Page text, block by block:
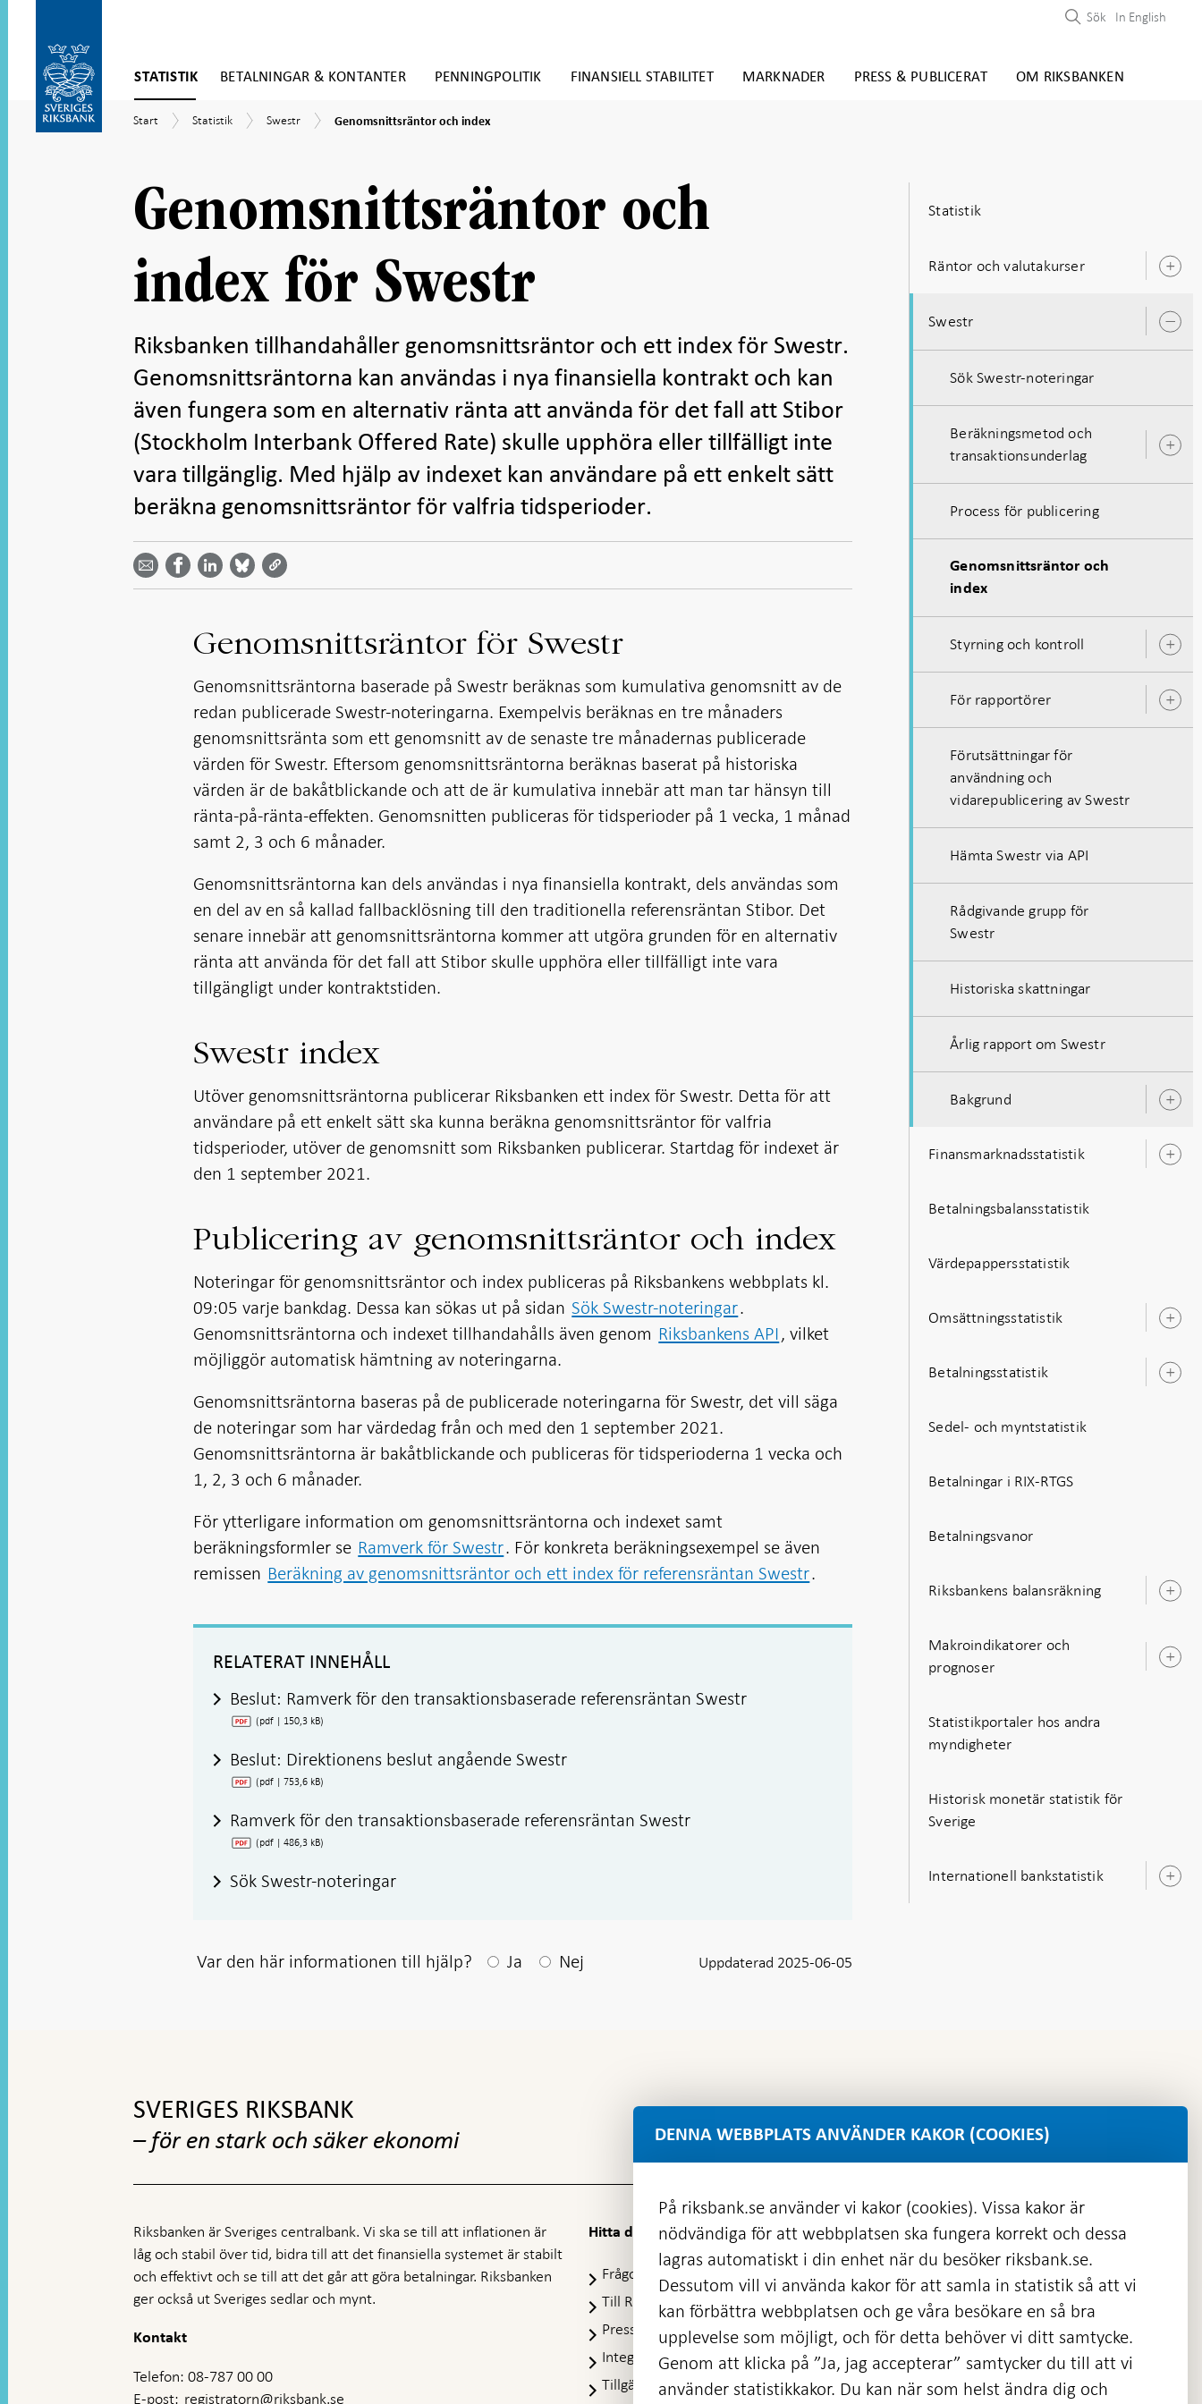
direkt
till
innehåll
STATISTIK BETALNINGAR & KONTANTER PENNINGPOLITIK FINANSIELL STABILITET MARKNADER PRESS & PUBLICERAT OM RIKSBANKEN
till
Sök In English
Start
Start Statistik
Statistik Swestr
Swestr
Genomsnittsräntor
Genomsnittsräntor och index
Genomsnittsräntor och
index för Swestr
Riksbanken tillhandahåller genomsnittsräntor och ett index för Swestr.
Genomsnittsräntorna kan användas i nya finansiella kontrakt och kan
även fungera som en alternativ ränta att använda för det fall att Stibor
(Stockholm Interbank Offered Rate) skulle upphöra eller tillfälligt inte
vara tillgänglig. Med hjälp av indexet kan användare på ett enkelt sätt
beräkna genomsnittsräntor för valfria tidsperioder.
Dela
email -
Öppnas
Dela på
Facebook
- Öppnas
Dela på
LinkedIn
-
Öppnas
på
Bluesky
-
på
Twitter
-
Genomsnittsräntor för Swestr
Genomsnittsräntorna baserade på Swestr beräknas som kumulativa genomsnitt av de
redan publicerade Swestr-noteringarna. Exempelvis beräknas en tre månaders
genomsnittsränta som ett genomsnitt av de senaste tre månadernas publicerade
värden för Swestr. Eftersom genomsnittsräntorna beräknas baserat på historiska
värden är de bakåtblickande och att de är kumulativa innebär att man tar hänsyn till
ränta-på-ränta-effekten. Genomsnitten publiceras för tidsperioder på 1 vecka, 1 månad
samt 2, 3 och 6 månader.
Genomsnittsräntorna kan dels användas i nya finansiella kontrakt, dels användas som
en del av en så kallad fallbacklösning till den traditionella referensräntan Stibor. Det
senare innebär att genomsnittsräntorna kommer att utgöra grunden för en alternativ
ränta att använda för det fall att Stibor skulle upphöra eller tillfälligt inte vara
tillgängligt under kontraktstiden.
Swestr index
Utöver genomsnittsräntorna publicerar Riksbanken ett index för Swestr. Detta för att
användare på ett enkelt sätt ska kunna beräkna genomsnittsräntor för valfria
tidsperioder, utöver de genomsnitt som Riksbanken publicerar. Startdag för indexet är
den 1 september 2021.
Publicering av genomsnittsräntor och index
Noteringar för genomsnittsräntor och index publiceras på Riksbankens webbplats kl.
09:05 varje bankdag. Dessa kan sökas ut på sidan Sök Swestr-noteringar.
Genomsnittsräntorna och indexet tillhandahålls även genom Riksbankens API, vilket
möjliggör automatisk hämtning av noteringarna.
Genomsnittsräntorna baseras på de publicerade noteringarna för Swestr, det vill säga
de noteringar som har värdedag från och med den 1 september 2021.
Genomsnittsräntorna är bakåtblickande och publiceras för tidsperioderna 1 vecka och
1, 2, 3 och 6 månader.
För ytterligare information om genomsnittsräntorna och indexet samt
beräkningsformler se Ramverk för Swestr. För konkreta beräkningsexempel se även
remissen Beräkning av genomsnittsräntor och ett index för referensräntan Swestr.
RELATERAT INNEHÅLL
Beslut: Ramverk för den transaktionsbaserade referensräntan Swestr
(pdf | 150,3 kB)
Beslut: Direktionens beslut angående Swestr
(pdf | 753,6 kB)
Ramverk för den transaktionsbaserade referensräntan Swestr
(pdf | 486,3 kB)
Sök Swestr-noteringar
Var den här informationen till hjälp? Efter ditt svar visas en kommentarsruta
Ja Nej Uppdaterad 2025-06-05
Statistik
Räntor och valutakurser
Swestr
Sök Swestr-noteringar
Beräkningsmetod och
transaktionsunderlag
Process för publicering
Genomsnittsräntor och
index
Styrning och kontroll
För rapportörer
Förutsättningar för
användning och
vidarepublicering av Swestr
Hämta Swestr via API
Rådgivande grupp för
Swestr
Historiska skattningar
Årlig rapport om Swestr
Bakgrund
Finansmarknadsstatistik
Betalningsbalansstatistik
Värdepappersstatistik
Omsättningsstatistik
Betalningsstatistik
Sedel- och myntstatistik
Betalningar i RIX-RTGS
Betalningsvanor
Riksbankens balansräkning
Makroindikatorer och
prognoser
Statistikportaler hos andra
myndigheter
Historisk monetär statistik för
Sverige
Internationell bankstatistik
SVERIGES RIKSBANK
– för en stark och säker ekonomi
Riksbanken är Sveriges centralbank. Vi ska se till att inflationen är
låg och stabil över tid, bidra till att det finansiella systemet är stabilt
och effektivt och se till att det går att göra betalningar. Riksbanken
ger också ut Sveriges sedlar och mynt.
Kontakt
Telefon: 08-787 00 00
E-post: registratorn@riksbank.se
Hitta direkt
Frågor och svar
Öppnas
i
ny
flik
Till Riksbankens webbarkiv
Öppnas
ny
flik
Presskontakt
Integritetspolicy
Tillgänglighetsredogörelse
DENNA WEBBPLATS ANVÄNDER KAKOR (COOKIES)
På riksbank.se använder vi kakor (cookies). Vissa kakor är
nödvändiga för att webbplatsen ska fungera korrekt och dessa
lagras automatiskt i din enhet när du besöker riksbank.se.
Dessutom vill vi använda kakor för att samla in statistik så att vi
kan förbättra webbplatsen och ge våra besökare en så bra
upplevelse som möjligt, och för detta behöver vi ditt samtycke.
Genom att klicka på ”Ja, jag accepterar” samtycker du till att vi
använder statistikkakor. Du kan när som helst ändra dig och